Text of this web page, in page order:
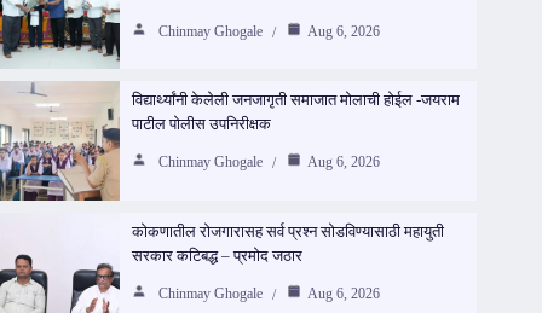
Chinmay Ghogale Aug 6, 2026
विद्यार्थ्यांनी केलेली जनजागृती समाजात मोलाची होईल -जयराम
पाटील पोलीस उपनिरीक्षक
Chinmay Ghogale Aug 6, 2026
कोकणातील रोजगारासह सर्व प्रश्न सोडविण्यासाठी महायुती
सरकार कटिबद्ध – प्रमोद जठार
Chinmay Ghogale Aug 6, 2026